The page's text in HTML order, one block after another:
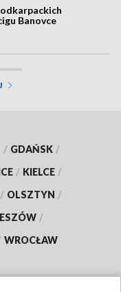
Banovce
/ GDAŃSK /
/ KIELCE /
/ OLSZTYN /
/
WROCŁAW